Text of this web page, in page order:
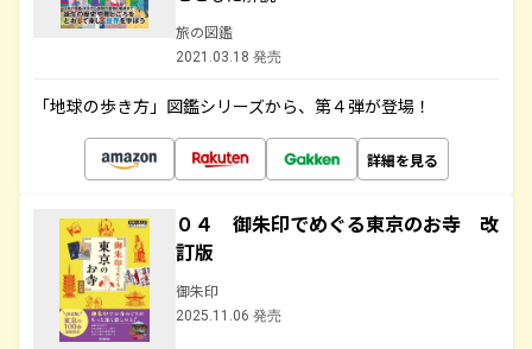
旅の図鑑
2021.03.18 発売
「地球の歩き方」図鑑シリーズから、第４弾が登場！
詳細を見る
０４ 御朱印でめぐる東京のお寺 改
訂版
御朱印
2025.11.06 発売